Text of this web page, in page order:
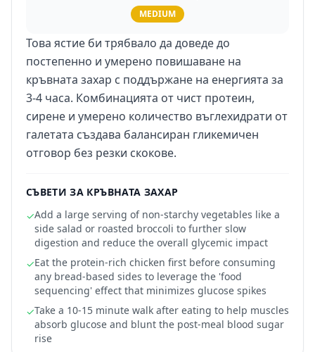
MEDIUM
Това ястие би трябвало да доведе до
постепенно и умерено повишаване на
кръвната захар с поддържане на енергията за
3-4 часа. Комбинацията от чист протеин,
сирене и умерено количество въглехидрати от
галетата създава балансиран гликемичен
отговор без резки скокове.
СЪВЕТИ ЗА КРЪВНАТА ЗАХАР
✓Add a large serving of non-starchy vegetables like a
side salad or roasted broccoli to further slow
digestion and reduce the overall glycemic impact
✓Eat the protein-rich chicken first before consuming
any bread-based sides to leverage the 'food
sequencing' effect that minimizes glucose spikes
✓Take a 10-15 minute walk after eating to help muscles
absorb glucose and blunt the post-meal blood sugar
rise